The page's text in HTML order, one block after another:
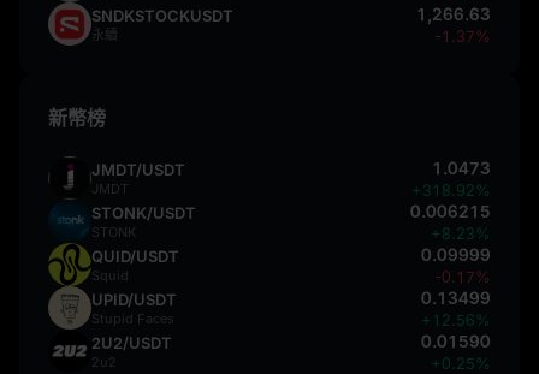
SNDKSTOCKUSDT
永續
1,266.63
-1.37%
新幣榜
JMDT/USDT
JMDT
1.0473
+318.92%
STONK/USDT
STONK
0.006215
+8.23%
QUID/USDT
Squid
0.09999
-0.17%
UPID/USDT
Stupid Faces
0.13499
+12.56%
2U2/USDT
2u2
0.01590
+0.25%